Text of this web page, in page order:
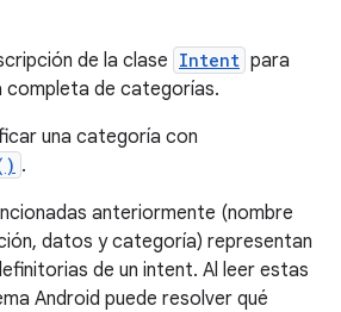
de la clase Intent para
completa de categorías.
una categoría con
.
anteriormente (nombre
datos y categoría) representan
de un intent. Al leer estas
Android puede resolver qué